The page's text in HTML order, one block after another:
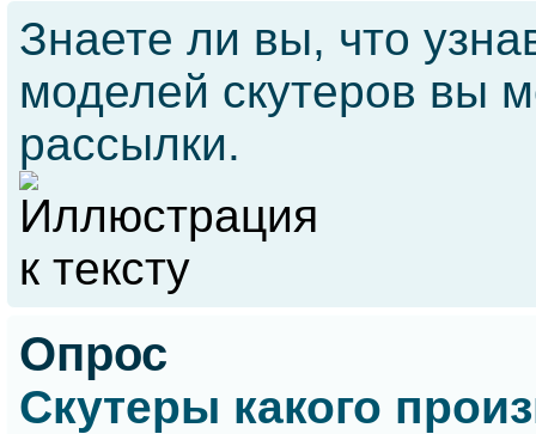
Знаете ли вы, что
моделей скутеров вы
рассылки.
Опрос
Скутеры какого